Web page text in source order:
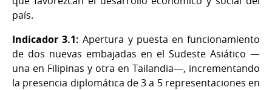
país.
Indicador 3.1:Apertura y puesta en funcionamiento
de dos nuevas embajadas en el Sudeste Asiático —
una en Filipinas y otra en Tailandia—, incrementando
la presencia diplomática de 3 a 5 representaciones en